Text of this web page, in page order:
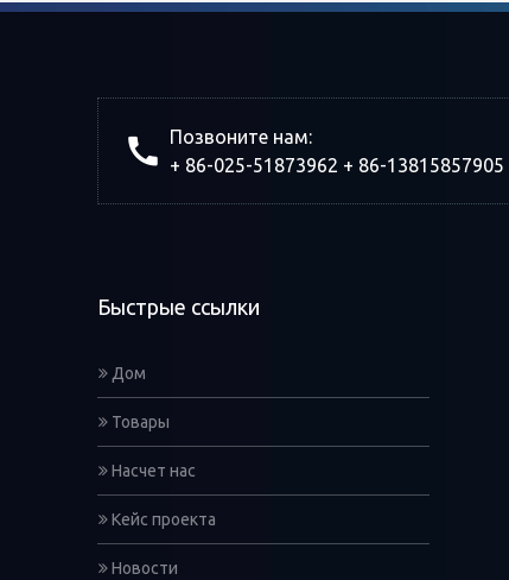
Позвоните нам:
+ 86-025-51873962 + 86-13815857905
Быстрые ссылки
Дом
Товары
Насчет нас
Кейс проекта
Новости